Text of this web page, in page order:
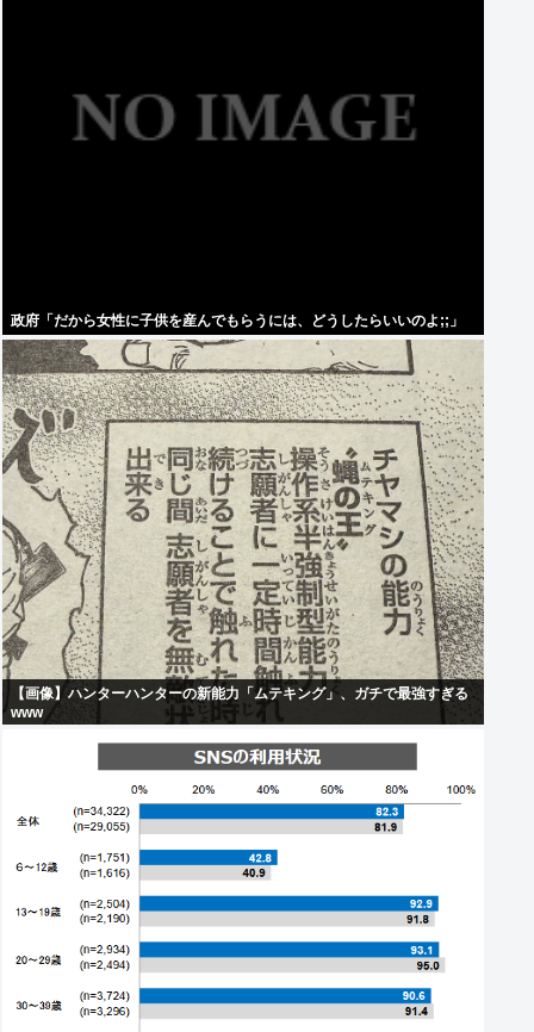
政府「だから女性に子供を産んでもらうには、どうしたらいいのよ;;」
【画像】ハンターハンターの新能力「ムテキング」、ガチで最強すぎる
www